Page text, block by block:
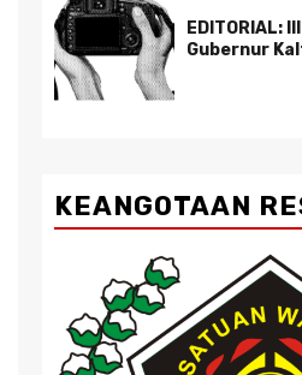
EDITORIAL:
Gubernur
KEANGOTAAN